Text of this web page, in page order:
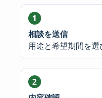
相談を送信
用途と希望期間を選